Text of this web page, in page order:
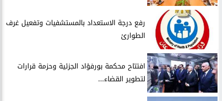
​رفع درجة الاستعداد بالمستشفيات وتفعيل غرف
الطوارئ
افتتاح محكمة بورفؤاد الجزئية وحزمة قرارات
لتطوير القضاء...